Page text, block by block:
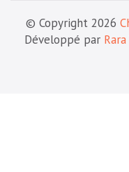
© Copyright 2026
Développé par